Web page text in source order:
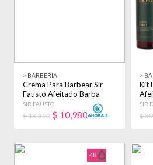
> BARBERÍA
Crema Para Barbear Sir
Fausto Afeitado Barba
Barberia X 200g Rico
SIR FAUSTO
$ 13,390 $ 10,980
>
Kit
SIR
$
48